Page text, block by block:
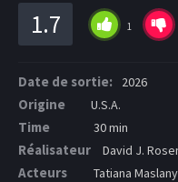
1.7 1
Date de sortie: 2026
Origine U.S.A.
Time 30 min
Réalisateur David J.
Acteurs Tatiana